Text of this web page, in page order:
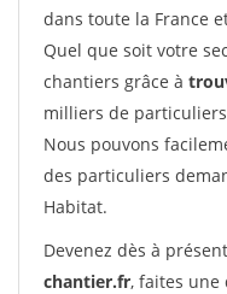
dans toute la France
Quel que soit votre
chantiers grâce à
milliers de
Nous pouvons
des particuliers
Habitat.
Devenez dès à
chantier.fr, faites une